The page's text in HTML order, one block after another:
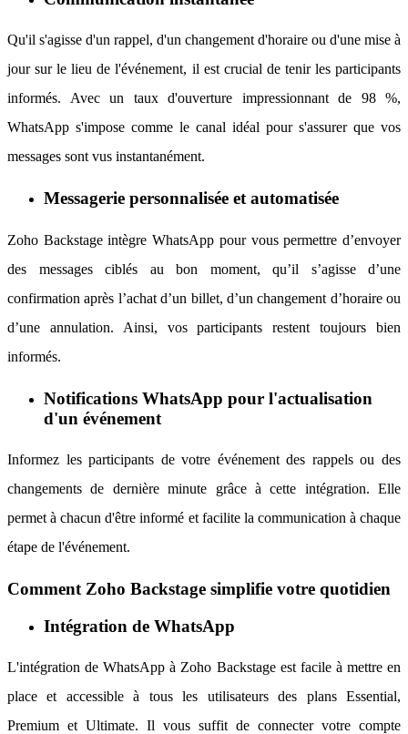
Qu'il s'agisse d'un rappel, d'un changement d'horaire ou d'une mise à
jour sur le lieu de l'événement, il est crucial de tenir les participants
informés. Avec un taux d'ouverture impressionnant de 98 %,
WhatsApp s'impose comme le canal idéal pour s'assurer que vos
messages sont vus instantanément.
Messagerie personnalisée et automatisée
Zoho Backstage intègre WhatsApp pour vous permettre d’envoyer
des messages ciblés au bon moment, qu’il s’agisse d’une
confirmation après l’achat d’un billet, d’un changement d’horaire ou
d’une annulation. Ainsi, vos participants restent toujours bien
informés.
Notifications WhatsApp pour l'actualisation
d'un événement
Informez les participants de votre événement des rappels ou des
changements de dernière minute grâce à cette intégration. Elle
permet à chacun d'être informé et facilite la communication à chaque
étape de l'événement.
Comment Zoho Backstage simplifie votre quotidien
Intégration de WhatsApp
L'intégration de WhatsApp à Zoho Backstage est facile à mettre en
place et accessible à tous les utilisateurs des plans Essential,
Premium et Ultimate. Il vous suffit de connecter votre compte